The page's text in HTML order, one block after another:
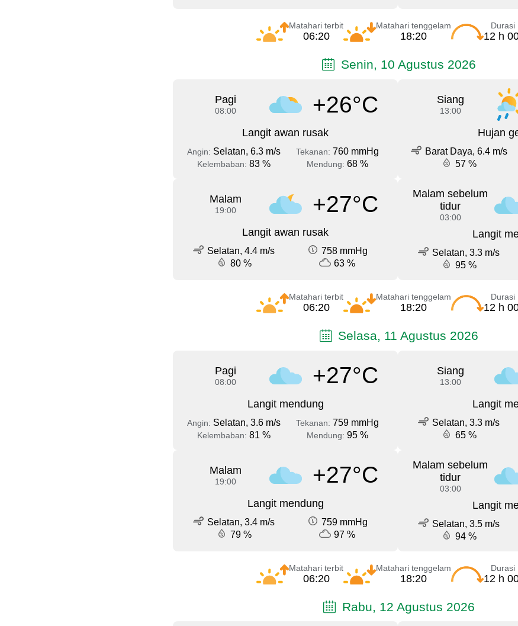
Matahari terbit
06:20
Matahari tenggelam
18:20
Durasi
12 h
Senin, 10 Agustus 2026
Pagi
08:00 +26°C
Langit awan rusak
Angin: Selatan, 6.3 m/s Tekanan: 760 mmHg
Kelembaban: 83 % Mendung: 68 %
Siang
13:00
Hujan
Barat Daya, 6.4 m/s
57 %
Malam
19:00 +27°C
Langit awan rusak
Selatan, 4.4 m/s
758 mmHg
80 %
63 %
Malam sebelum
tidur
03:00
Langit
Selatan, 3.3 m/s
95 %
Matahari terbit
06:20
Matahari tenggelam
18:20
Durasi
12 h
Selasa, 11 Agustus 2026
Pagi
08:00 +27°C
Langit mendung
Angin: Selatan, 3.6 m/s Tekanan: 759 mmHg
Kelembaban: 81 % Mendung: 95 %
Siang
13:00
Langit
Selatan, 3.3 m/s
65 %
Malam
19:00 +27°C
Langit mendung
Selatan, 3.4 m/s
759 mmHg
79 %
97 %
Malam sebelum
tidur
03:00
Langit
Selatan, 3.5 m/s
94 %
Matahari terbit
06:20
Matahari tenggelam
18:20
Durasi
12 h
Rabu, 12 Agustus 2026